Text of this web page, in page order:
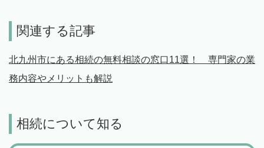
関連する記事
北九州市にある相続の無料相談の窓口11選！ 専門家の業
務内容やメリットも解説
相続について知る